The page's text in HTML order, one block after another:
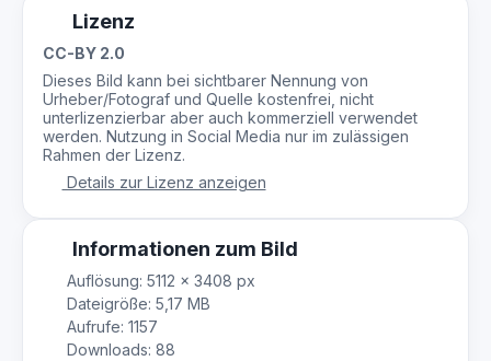
Lizenz
CC-BY 2.0
Dieses Bild kann bei sichtbarer Nennung von
Urheber/Fotograf und Quelle kostenfrei, nicht
unterlizenzierbar aber auch kommerziell verwendet
werden. Nutzung in Social Media nur im zulässigen
Rahmen der Lizenz.
Details zur Lizenz anzeigen
Informationen zum Bild
Auflösung: 5112 × 3408 px
Dateigröße: 5,17 MB
Aufrufe: 1157
Downloads: 88